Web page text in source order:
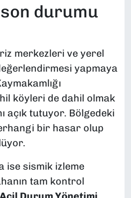
durumu
merkezleri ve yerel
yapmaya
köyleri de dahil olmak
açık tutuyor. Bölgedeki
bir hasar olup
ise sismik izleme
tam kontrol